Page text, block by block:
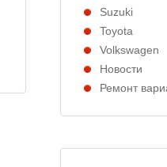
Suzuki
Toyota
Volkswagen
Новости
Ремонт